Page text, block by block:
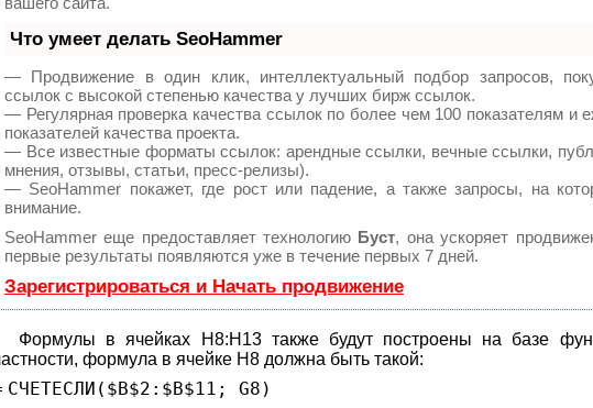
Что умеет делать SeoHammer
— Продвижение в один клик, интеллектуальный подбор запросов,
ссылок с высокой степенью качества у лучших бирж ссылок.
— Регулярная проверка качества ссылок по более чем 100 показателям и
показателей качества проекта.
— Все известные форматы ссылок: арендные ссылки, вечные ссылки,
мнения, отзывы, статьи, пресс-релизы).
— SeoHammer покажет, где рост или падение, а также запросы, на
внимание.
SeoHammer еще предоставляет технологию Буст, она ускоряет
первые результаты появляются уже в течение первых 7 дней.
Зарегистрироваться и Начать продвижение
Формулы в ячейках Н8:Н13 также будут построены на базе
формула в ячейке Н8 должна быть такой:
СЧЕТЕСЛИ($B$2 :$B$11 ; G8)